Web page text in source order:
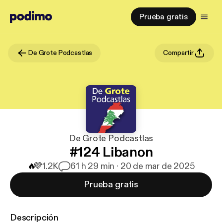
Prueba gratis
De Grote Podcastlas Compartir
De Grote Podcastlas
#124 Libanon
🔥💜1.2K 61 h 29 min · 20 de mar de 2025
Prueba gratis
Descripción